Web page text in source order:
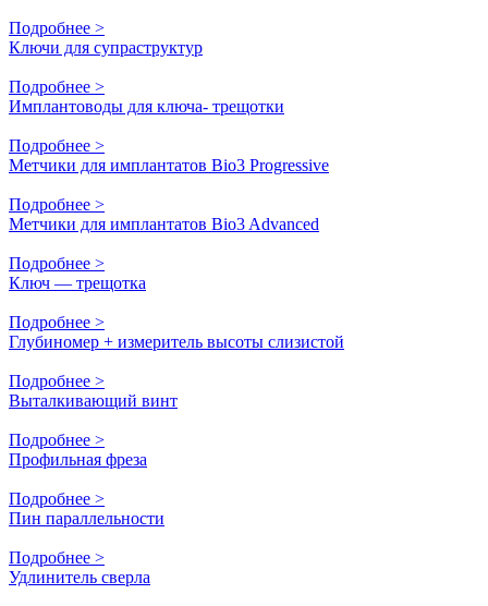
Подробнее >
Ключи для супраструктур
Подробнее >
Имплантоводы для ключа- трещотки
Подробнее >
Метчики для имплантатов Bio3 Progressive
Подробнее >
Метчики для имплантатов Bio3 Advanced
Подробнее >
Ключ — трещотка
Подробнее >
Глубиномер + измеритель высоты слизистой
Подробнее >
Выталкивающий винт
Подробнее >
Профильная фреза
Подробнее >
Пин параллельности
Подробнее >
Удлинитель сверла